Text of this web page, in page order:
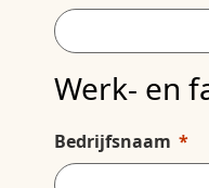
Werk- en
Bedrijfsnaam